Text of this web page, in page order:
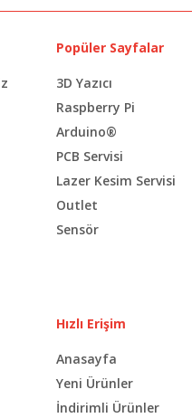
Popüler Sayfalar
3D Yazıcı
Raspberry Pi
Arduino®
PCB Servisi
Lazer Kesim Servisi
Outlet
Sensör
Hızlı Erişim
Anasayfa
Yeni Ürünler
İndirimli Ürünler